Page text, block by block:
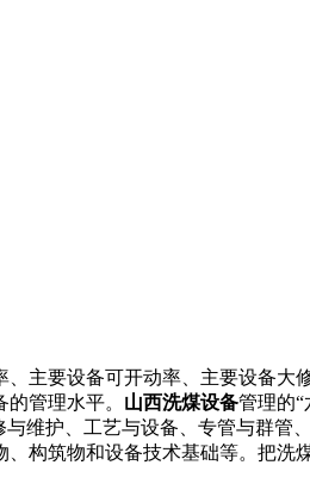
主要设备可开动率、主要设备
管理水平。 山西洗煤设备管理的
维护、工艺与设备、专管与群
构筑物和设备技术基础等。把